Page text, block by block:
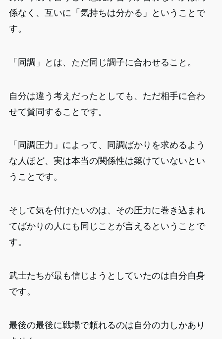
係なく、互いに「気持ちは分かる」ということで
す。
「同調」とは、ただ同じ調子に合わせること。
自分は違う考えだったとしても、ただ相手に合わ
せて賛同することです。
「同調圧力」によって、同調ばかりを求めるよう
な人ほど、実は本当の関係性は築けていないとい
うことです。
そして気を付けたいのは、その圧力に巻き込まれ
てばかりの人にも同じことが言えるということで
す。
武士たちが最も信じようとしていたのは自分自身
です。
最後の最後に戦場で頼れるのは自分の力しかあり